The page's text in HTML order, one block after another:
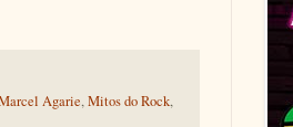
Agarie,Mitos do Rock,